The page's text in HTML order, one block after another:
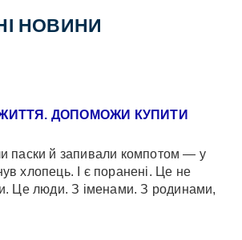
НОВИНИ
ЖИТТЯ. ДОПОМОЖИ КУПИТИ
паски й запивали компотом — у
хлопець. І є поранені. Це не
Це люди. З іменами. З родинами,